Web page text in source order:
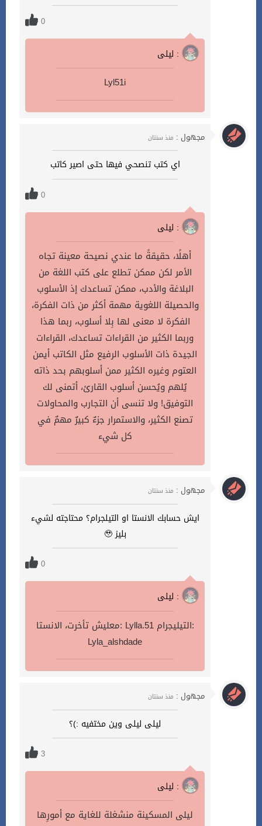
0
ليلى :
Lyl51i
مجهول : منذ سنتان
اي كتب تنصحي فيها حتى اصير كاتب
0
ليلى :
أهلًا، حقيقةً ما عندي نصيحة معينة تجاه
الأمر لكن ممكن تطلع على كتب اللغة من
البلاغة والأدب، ممكن تساعدك إذ الأسلوب
والحصيلة اللغوية مهمة أكثر من ذات الفكرة،
الفكرة لا معنى لها بِلا أسلوب، ربما هذا
وربما الكثير من القراءات تساعدك، القراءات
الجيدة ذات الأسلوب الرفيع مثل الكاتب أيمن
العتوم وغيره الكثير ممن أسلوبهم بحد ذاته
يُلهم ويُحسن أسلوب القارئ، أتمنى لك
التوفيق! ولا تنسى أن التجارب والمحاولات
تصنع الكثير، والاستمرار جزءٌ كبيرٌ مهمٌ في
كل شيء
مجهول : منذ سنتان
ايش حسابك الانستا او التيلجرام؟ محتاجته لشيء
بليز 🥹
0
ليلى :
معليش تأخرت، الانستا: Lylla.51 التيليجرام:
Lyla_alshdade
مجهول : منذ سنتان
ليلى ليلى وين مختفيه :)؟
3
ليلى :
ليلى المسكينة منشغلة للغاية مع أمورِها